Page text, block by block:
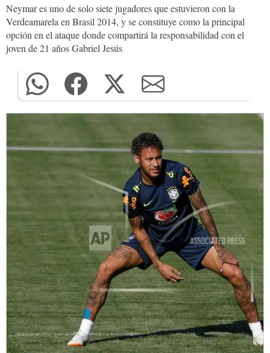
Neymar es uno de solo siete jugadores que estuvieron con la
Verdeamarela en Brasil 2014, y se constituye como la principal
opción en el ataque donde compartirá la responsabilidad con el
joven de 21 años Gabriel Jesús